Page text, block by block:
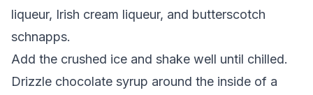
liqueur, Irish cream liqueur, and butterscotch
schnapps.
Add the crushed ice and shake well until chilled.
Drizzle chocolate syrup around the inside of a